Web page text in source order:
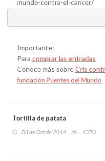
mundo-contra-el-cancer/
Importante:
Para comprar las entradas
Conoce más sobreCris
fundación Puentes del Mundo
Tortilla de patata
03 de Oct de 2014 4370